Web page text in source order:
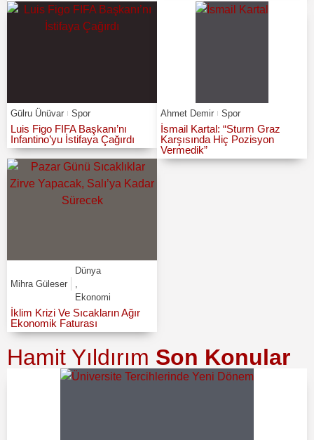
Gülru Ünüvar Spor
Luis Figo FIFA Başkanı’nı
Infantino’yu İstifaya Çağırdı
Ahmet Demir Spor
İsmail Kartal: “Sturm Graz
Karşısında Hiç Pozisyon
Vermedik”
Mihra Güleser
Dünya
,
Ekonomi
İklim Krizi Ve Sıcakların Ağır
Ekonomik Faturası
Hamit Yıldırım Son Konular